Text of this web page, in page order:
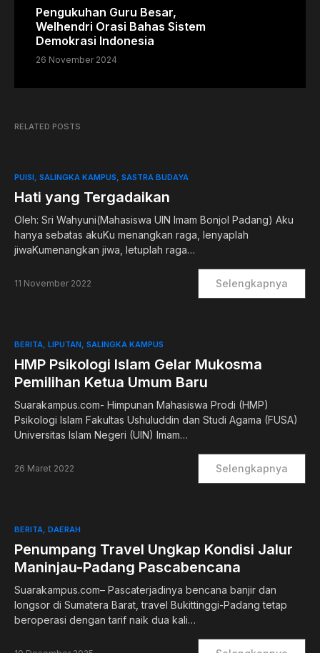
Pengukuhan Guru Besar,
Welhendri Orasi Bahas Sistem
Demokrasi Indonesia
26 November 2024
RELATED POSTS
PUISI SALINGKA KAMPUS SASTRA BUDAYA
Hati yang Tergadaikan
Oleh: Sri Wahyuni(Mahasiswa UIN Imam Bonjol Padang) Aku
hanya sebatas akuKu menangkan raga, lenyaplah
jiwaKumenangkan jiwa, letuplah raga…
11 November 2022 Selengkapnya
BERITA LIPUTAN SALINGKA KAMPUS
HMP Psikologi Islam Gelar Mukosma
Pemilihan Ketua Umum Baru
Suarakampus.com- Himpunan Mahasiswa Prodi (HMP)
Psikologi Islam Fakultas Ushuluddin dan Studi Agama (FUSA)
Universitas Islam Negeri (UIN) Imam…
26 Maret 2022 Selengkapnya
BERITA DAERAH
Penumpang Travel Ungkap Kondisi Jalur
Maninjau-Padang Pascabencana
Suarakampus.com– Pascaterjadinya bencana banjir dan
longsor di Sumatera Barat, travel Bukittinggi-Padang tetap
beroperasi dengan tarif naik dua kali…